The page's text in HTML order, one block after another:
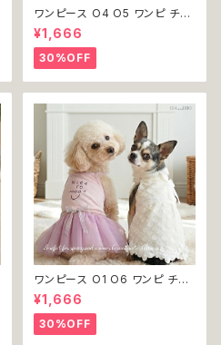
ワンピース O4 O5 ワンピ チェ
ック プリーツ レース 女の子 犬
犬服 小型 猫 服 洋服 ペット do
g ドッグウェア おしゃれ かわい
い 返品交換不可
¥1,666
30%OFF
ワンピース O1 O6 ワンピ チュ
ール レース 花 フラワー 女の子
犬 犬服 小型 猫 服 洋服 ペット
dog ドッグウェア おしゃれ かわ
いい 返品交換不可
¥1,666
30%OFF